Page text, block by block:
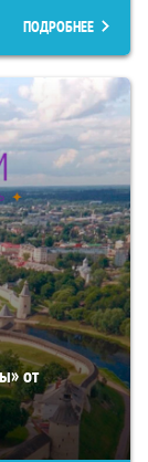
ПОДРОБНЕЕ
от